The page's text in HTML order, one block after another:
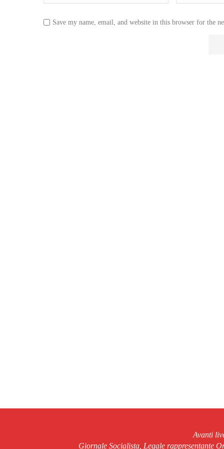
Save my name, email, and website in this browser for the
Avanti
Giornale Socialista, Legale rappresentante